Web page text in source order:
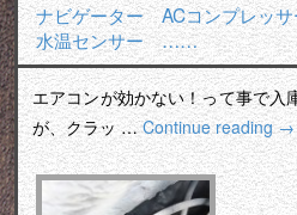
ナビゲーター ACコンプレ
水温センサー ……
エアコンが効かない！って事で
が、クラッ …Continue reading→